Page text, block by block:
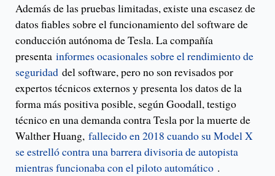
Además de las pruebas limitadas, existe una escasez de
datos fiables sobre el funcionamiento del software de
conducción autónoma de Tesla. La compañía
presenta informes ocasionales sobre el rendimiento de
seguridad del software, pero no son revisados ​​por
expertos técnicos externos y presenta los datos de la
forma más positiva posible, según Goodall, testigo
técnico en una demanda contra Tesla por la muerte de
Walther Huang, fallecido en 2018 cuando su Model X
se estrelló contra una barrera divisoria de autopista
mientras funcionaba con el piloto automático .